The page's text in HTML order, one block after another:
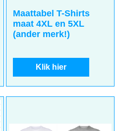
uitvallen. Meet goed uw
Maattabel T-Shirts
maat 4XL en 5XL
(ander merk!)
Klik hier